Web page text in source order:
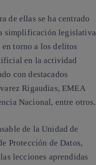
de ellas se ha centrado
simplificación legislativa
torno a los delitos
en la actividad
con destacados
Rigaudias, EMEA
Nacional, entre otros.
de la Unidad de
Protección de Datos,
lecciones aprendidas